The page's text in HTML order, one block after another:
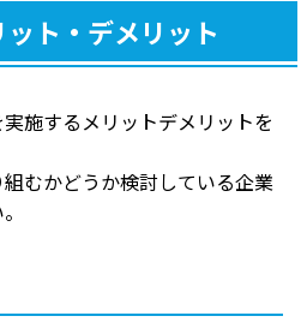
ト・デメリット
施するメリットデメリットを
むかどうか検討している企業